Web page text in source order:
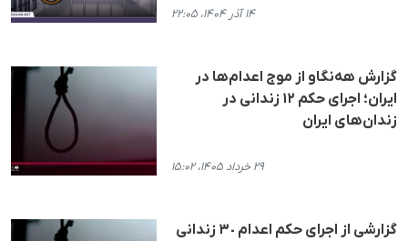
۱۴ آذر ۱۴۰۴، ۲۲:۰۵
گزارش هه‌نگاو از موج اعدام‌ها در
ایران؛ اجرای حکم ۱۲ زندانی در
زندان‌های ایران
۲۹ خرداد ۱۴۰۵، ۱۵:۰۲
گزارشی از اجرای حکم اعدام ٣٠ زندانی